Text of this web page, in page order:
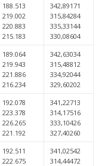
188.513
219.002
220.883
215.183
342,89171
315,84284
335,33144
330,08604
189.064
219.943
221.886
216.234
342,63034
315,48812
334,92044
329,60202
192.078
223.378
226.265
221.192
341,22713
314,17516
333,10426
327,40260
192.511
222.675
341,02542
314,44472